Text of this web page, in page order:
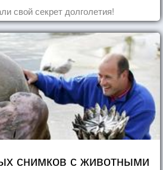
свой секрет долголетия!
снимков с животными